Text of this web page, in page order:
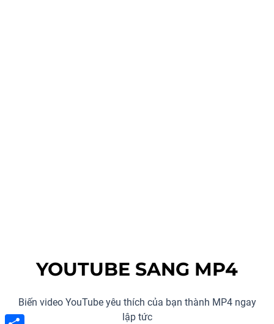
YOUTUBE SANG MP4
Biến video YouTube yêu thích của bạn thành MP4 ngay
lập tức